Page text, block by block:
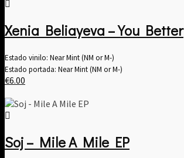
Xenia Beliayeva – You Better
Estado vinilo: Near Mint (NM or M-)
Estado portada: Near Mint (NM or M-)
€6.00
Soj – Mile A Mile EP